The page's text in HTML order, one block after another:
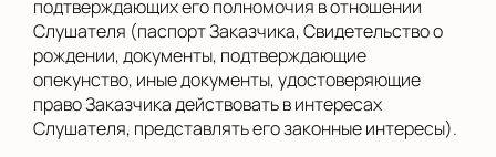
подтверждающих его полномочия в отношении
Слушателя (паспорт Заказчика, Свидетельство о
рождении, документы, подтверждающие
опекунство, иные документы, удостоверяющие
право Заказчика действовать в интересах
Слушателя, представлять его законные интересы).